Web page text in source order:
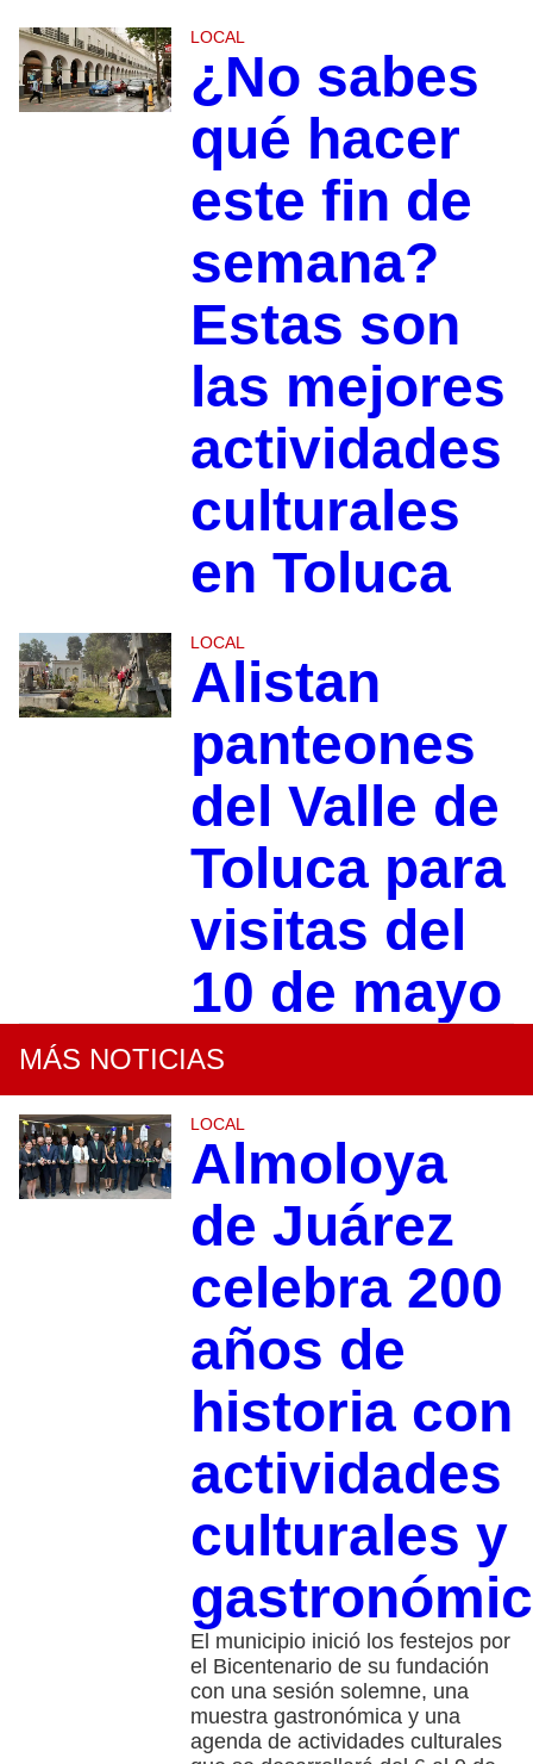
LOCAL
¿No sabes
qué hacer
este fin de
semana?
Estas son
las mejores
actividades
culturales
en Toluca
LOCAL
Alistan
panteones
del Valle de
Toluca para
visitas del
10 de mayo
MÁS NOTICIAS
LOCAL
Almoloya
de Juárez
celebra 200
años de
historia con
actividades
culturales y
El municipio inició los festejos por
el Bicentenario de su fundación
con una sesión solemne, una
muestra gastronómica y una
agenda de actividades culturales